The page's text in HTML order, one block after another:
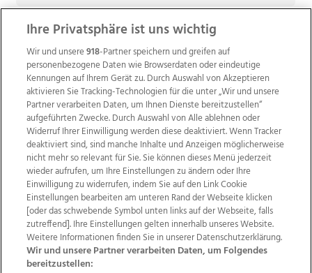
Wir über uns Mediadaten Kontakt
Jobs
Datenschutz
Impressum
AGB Anzeigekunden
AGB Website
Ehrenkodex Politische Werbung
Ihre Privatsphäre ist uns wichtig
Wir und unsere918-Partner speichern und greifen auf
personenbezogene Daten wie Browserdaten oder eindeutige
Kennungen auf Ihrem Gerät zu. Durch Auswahl von Akzeptieren
aktivieren Sie Tracking-Technologien für die unter „Wir und unsere
Partner verarbeiten Daten, um Ihnen Dienste bereitzustellen“
aufgeführten Zwecke. Durch Auswahl von Alle ablehnen oder
Widerruf Ihrer Einwilligung werden diese deaktiviert. Wenn Tracker
deaktiviert sind, sind manche Inhalte und Anzeigen möglicherweise
nicht mehr so relevant für Sie. Sie können dieses Menü jederzeit
wieder aufrufen, um Ihre Einstellungen zu ändern oder Ihre
Einwilligung zu widerrufen, indem Sie auf den Link Cookie
Einstellungen bearbeiten am unteren Rand der Webseite klicken
[oder das schwebende Symbol unten links auf der Webseite, falls
zutreffend]. Ihre Einstellungen gelten innerhalb unseres Website.
Weitere Informationen finden Sie in unserer Datenschutzerklärung.
Wir und unsere Partner verarbeiten Daten, um Folgendes
bereitzustellen: